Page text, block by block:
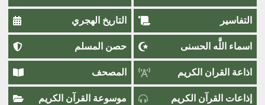
التفاسير التاريخ الهجري
اسماء اللَّٰه الحسنى حصن المسلم
اذاعة القران الكريم المصحف
إذاعات القرآن الكريم موسوعة القرآن الكريم